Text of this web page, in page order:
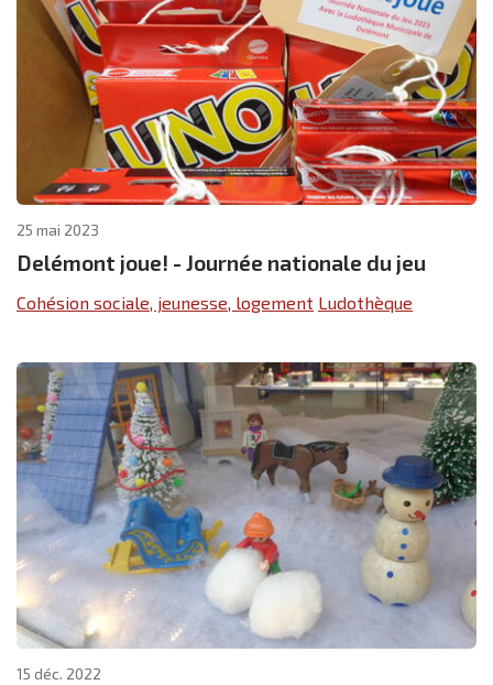
25 mai 2023
Delémont joue! - Journée nationale du jeu
Cohésion sociale, jeunesse, logement Ludothèque
15 déc. 2022